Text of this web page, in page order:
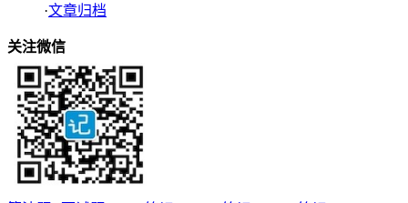
·文章归档
关注微信